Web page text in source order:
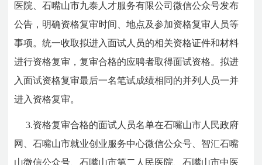
医院、石嘴山市九泰人才服务有限公司微信公众号发布
公告，明确资格复审时间、地点及参加资格复审人员等
事项。统一收取拟进入面试人员的相关资格证件和材料
进行资格复审，复审合格的应聘者取得面试资格。拟进
入面试资格复审最后一名笔试成绩相同的并列人员一并
进入资格复审。
3.资格复审合格的面试人员名单在石嘴山市人民政府
网、石嘴山市就业创业服务中心微信公众号、智汇石嘴
山微信公众号、石嘴山市第二人民医院、石嘴山市中医